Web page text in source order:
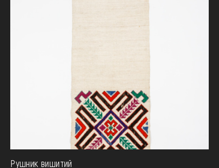
Рушник вишитий